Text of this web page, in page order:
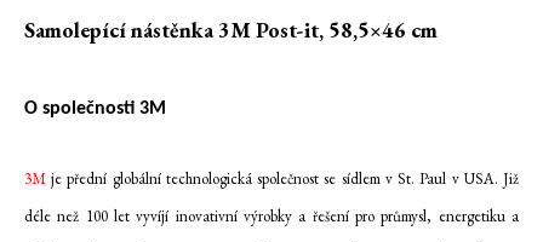
Samolepící nástěnka 3M Post-it, 58,5×46 cm
O společnosti 3M
3M je přední globální technologická společnost se sídlem v St. Paul v USA. Již
déle než 100 let vyvíjí inovativní výrobky a řešení pro průmysl, energetiku a